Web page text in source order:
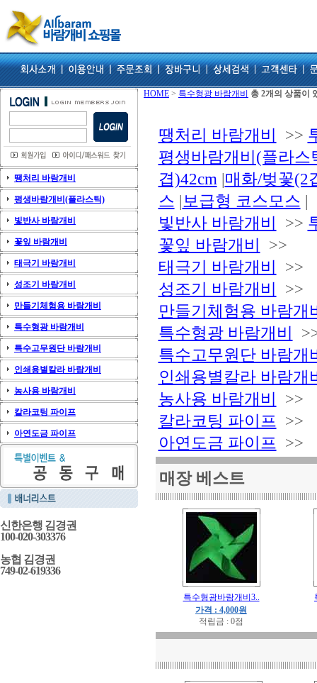
땡처리 바람개비
평생바람개비(플라스틱)
빛반사 바람개비
꽃잎 바람개비
태극기 바람개비
성조기 바람개비
만들기체험용 바람개비
특수형광 바람개비
특수고무원단 바람개비
인쇄용별칼라 바람개비
농사용 바람개비
칼라코팅 파이프
아연도금 파이프
신한은행 김경권
100-020-303376
농협 김경권
749-02-619336
HOME > 특수형광 바람개비 총 2개의 상품이
땡처리 바람개비 >>
평생바람개비(플라스
겹)42cm |매화/벚꽃(2
스 | 보급형 코스모스 |
빛반사 바람개비 >>
꽃잎 바람개비 >>
태극기 바람개비 >>
성조기 바람개비 >>
만들기체험용 바람개
특수형광 바람개비
특수고무원단 바람개
인쇄용별칼라 바람개
농사용 바람개비 >>
칼라코팅 파이프 >>
아연도금 파이프 >>
매장 베스트
특수형광바람개비3..
가격 : 4,000원
적립금 : 0점